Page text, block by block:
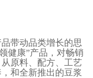
带动品类增长的思
健康”产品，对畅销
原料、配方、工艺
和全新推出的豆浆